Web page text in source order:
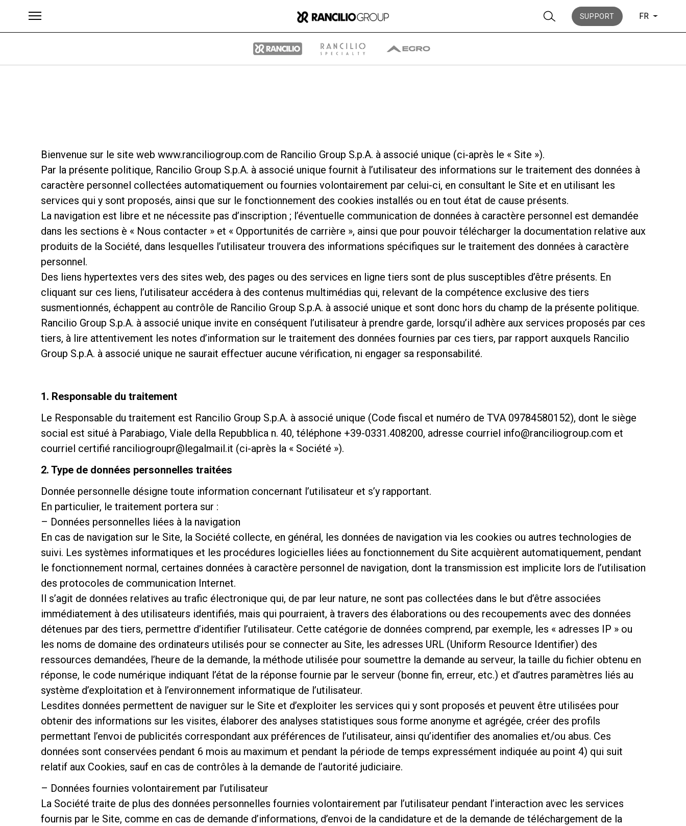
SUPPORT FR
Bienvenue sur le site web www.ranciliogroup.com de Rancilio Group S.p.A. à associé unique (ci-après le « Site »).
Par la présente politique, Rancilio Group S.p.A. à associé unique fournit à l’utilisateur des informations sur le traitement des données à
caractère personnel collectées automatiquement ou fournies volontairement par celui-ci, en consultant le Site et en utilisant les
services qui y sont proposés, ainsi que sur le fonctionnement des cookies installés ou en tout état de cause présents.
La navigation est libre et ne nécessite pas d’inscription ; l’éventuelle communication de données à caractère personnel est demandée
dans les sections è « Nous contacter » et « Opportunités de carrière », ainsi que pour pouvoir télécharger la documentation relative aux
produits de la Société, dans lesquelles l’utilisateur trouvera des informations spécifiques sur le traitement des données à caractère
personnel.
Des liens hypertextes vers des sites web, des pages ou des services en ligne tiers sont de plus susceptibles d’être présents. En
cliquant sur ces liens, l’utilisateur accédera à des contenus multimédias qui, relevant de la compétence exclusive des tiers
susmentionnés, échappent au contrôle de Rancilio Group S.p.A. à associé unique et sont donc hors du champ de la présente politique.
Rancilio Group S.p.A. à associé unique invite en conséquent l’utilisateur à prendre garde, lorsqu’il adhère aux services proposés par ces
tiers, à lire attentivement les notes d’information sur le traitement des données fournies par ces tiers, par rapport auxquels Rancilio
Group S.p.A. à associé unique ne saurait effectuer aucune vérification, ni engager sa responsabilité.
1. Responsable du traitement
Le Responsable du traitement est Rancilio Group S.p.A. à associé unique (Code fiscal et numéro de TVA 09784580152), dont le siège
social est situé à Parabiago, Viale della Repubblica n. 40, téléphone +39-0331.408200, adresse courriel info@ranciliogroup.com et
courriel certifié ranciliogroupr@legalmail.it (ci-après la « Société »).
2. Type de données personnelles traitées
Donnée personnelle désigne toute information concernant l’utilisateur et s’y rapportant.
En particulier, le traitement portera sur :
– Données personnelles liées à la navigation
En cas de navigation sur le Site, la Société collecte, en général, les données de navigation via les cookies ou autres technologies de
suivi. Les systèmes informatiques et les procédures logicielles liées au fonctionnement du Site acquièrent automatiquement, pendant
le fonctionnement normal, certaines données à caractère personnel de navigation, dont la transmission est implicite lors de l’utilisation
des protocoles de communication Internet.
Il s’agit de données relatives au trafic électronique qui, de par leur nature, ne sont pas collectées dans le but d’être associées
immédiatement à des utilisateurs identifiés, mais qui pourraient, à travers des élaborations ou des recoupements avec des données
détenues par des tiers, permettre d’identifier l’utilisateur. Cette catégorie de données comprend, par exemple, les « adresses IP » ou
les noms de domaine des ordinateurs utilisés pour se connecter au Site, les adresses URL (Uniform Resource Identifier) des
ressources demandées, l’heure de la demande, la méthode utilisée pour soumettre la demande au serveur, la taille du fichier obtenu en
réponse, le code numérique indiquant l’état de la réponse fournie par le serveur (bonne fin, erreur, etc.) et d’autres paramètres liés au
système d’exploitation et à l’environnement informatique de l’utilisateur.
Lesdites données permettent de naviguer sur le Site et d’exploiter les services qui y sont proposés et peuvent être utilisées pour
obtenir des informations sur les visites, élaborer des analyses statistiques sous forme anonyme et agrégée, créer des profils
permettant l’envoi de publicités correspondant aux préférences de l’utilisateur, ainsi qu’identifier des anomalies et/ou abus. Ces
données sont conservées pendant 6 mois au maximum et pendant la période de temps expressément indiquée au point 4) qui suit
relatif aux Cookies, sauf en cas de contrôles à la demande de l’autorité judiciaire.
– Données fournies volontairement par l’utilisateur
La Société traite de plus des données personnelles fournies volontairement par l’utilisateur pendant l’interaction avec les services
fournis par le Site, comme en cas de demande d’informations, d’envoi de la candidature et de la demande de téléchargement de la
Qui nous sommes
Ce que nous faisons
Où nous sommes
Travaille avec nous
Histoire
Nos
laboratoires
Durabilité
Nous contacter
Follow Us
Politique de confidentialité